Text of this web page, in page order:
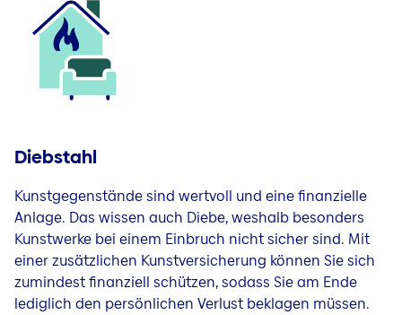
Diebstahl
Kunstgegenstände sind wertvoll und eine finanzielle
Anlage. Das wissen auch Diebe, weshalb besonders
Kunstwerke bei einem Einbruch nicht sicher sind. Mit
einer zusätzlichen Kunstversicherung können Sie sich
zumindest finanziell schützen, sodass Sie am Ende
lediglich den persönlichen Verlust beklagen müssen.